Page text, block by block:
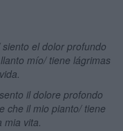
siento el dolor profundo
mío/ tiene lágrimas
il dolore profondo
che il mio pianto/ tiene
vita.